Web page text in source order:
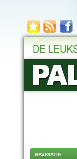
NAVIGATIE